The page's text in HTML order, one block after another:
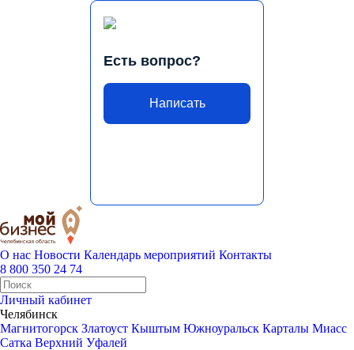
Есть вопрос?
Написать
О нас Новости Календарь мероприятий Контакты
8 800 350 24 74
Личный кабинет
Челябинск
Магнитогорск Златоуст Кыштым Южноуральск Карталы Миасс
Сатка Верхний Уфалей